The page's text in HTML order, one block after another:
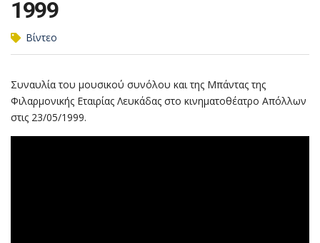
1999
Βίντεο
Συναυλία του μουσικού συνόλου και της Μπάντας της
Φιλαρμονικής Εταιρίας Λευκάδας στο κινηματοθέατρο Απόλλων
στις 23/05/1999.